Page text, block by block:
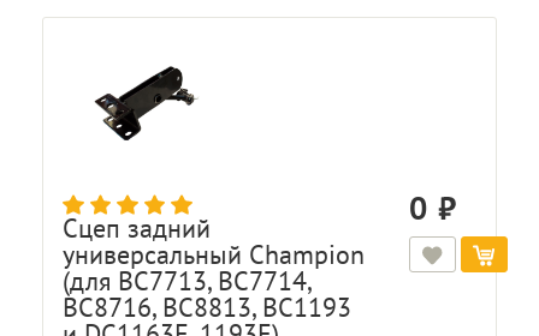
Сцеп задний
универсальный Champion
(для ВС7713, BC7714,
BC8716, ВС8813, ВС1193
0